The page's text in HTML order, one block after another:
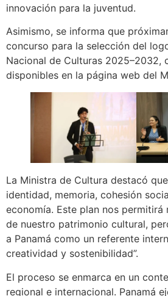
innovación para la juventud.
Asimismo, se informa que
concurso para la selección del
Nacional de Culturas 2025–2032,
disponibles en la página web del
La Ministra de Cultura destacó
identidad, memoria, cohesión
economía. Este plan nos permitirá
de nuestro patrimonio cultural,
a Panamá como un referente
creatividad y sostenibilidad”.
El proceso se enmarca en un
regional e internacional. Panamá